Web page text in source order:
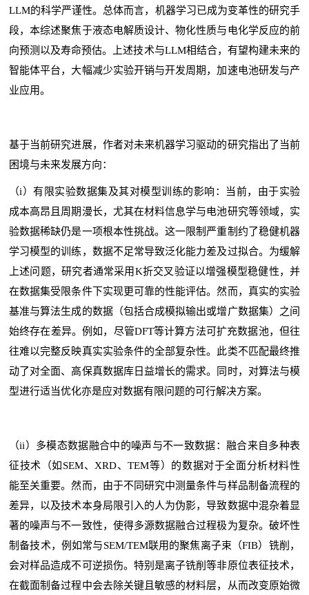
LLM的科学严谨性。总体而言，机器学习已成为变革性的研究手
段，本综述聚焦于液态电解质设计、物化性质与电化学反应的前
向预测以及寿命预估。上述技术与LLM相结合，有望构建未来的
智能体平台，大幅减少实验开销与开发周期，加速电池研发与产
业应用。
基于当前研究进展，作者对未来机器学习驱动的研究指出了当前
困境与未来发展方向：
（i）有限实验数据集及其对模型训练的影响：当前，由于实验
成本高昂且周期漫长，尤其在材料信息学与电池研究等领域，实
验数据稀缺仍是一项根本性挑战。这一限制严重制约了稳健机器
学习模型的训练，数据不足常导致泛化能力差及过拟合。为缓解
上述问题，研究者通常采用K折交叉验证以增强模型稳健性，并
在数据集受限条件下实现更可靠的性能评估。然而，真实的实验
基准与算法生成的数据（包括合成模拟输出或增广数据集）之间
始终存在差异。例如，尽管DFT等计算方法可扩充数据池，但往
往难以完整反映真实实验条件的全部复杂性。此类不匹配最终推
动了对全面、高保真数据库日益增长的需求。同时，对算法与模
型进行适当优化亦是应对数据有限问题的可行解决方案。
（ii）多模态数据融合中的噪声与不一致数据：融合来自多种表
征技术（如SEM、XRD、TEM等）的数据对于全面分析材料性
能至关重要。然而，由于不同研究中测量条件与样品制备流程的
差异，以及技术本身局限引入的人为伪影，导致数据中混杂着显
著的噪声与不一致性，使得多源数据融合过程极为复杂。破坏性
制备技术，例如常与SEM/TEM联用的聚焦离子束（FIB）铣削，
会对样品造成不可逆损伤。特别是离子铣削等非原位表征技术，
在截面制备过程中会去除关键且敏感的材料层，从而改变原始微